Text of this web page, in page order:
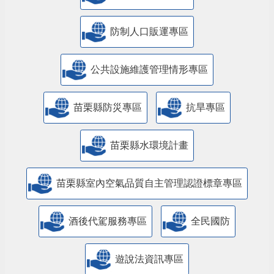
防制人口販運專區
​公共設施維護管理情形專區
苗栗縣防災專區 抗旱專區
苗栗縣水環境計畫
苗栗縣室內空氣品質自主管理認證標章專區
酒後代駕服務專區 全民國防
遊說法資訊專區